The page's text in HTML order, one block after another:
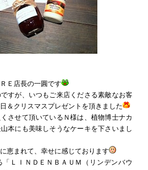
Ｅ店長の一圓です
すが、いつもご来店くださる素敵なお客
＆クリスマスプレゼントを頂きました
させて頂いているＮ様は、植物博士ナカ
本にも美味しそうなケーキを下さいまし
恵まれて、幸せに感じております
「ＬＩＮＤＥＮＢＡＵＭ（リンデンバウ